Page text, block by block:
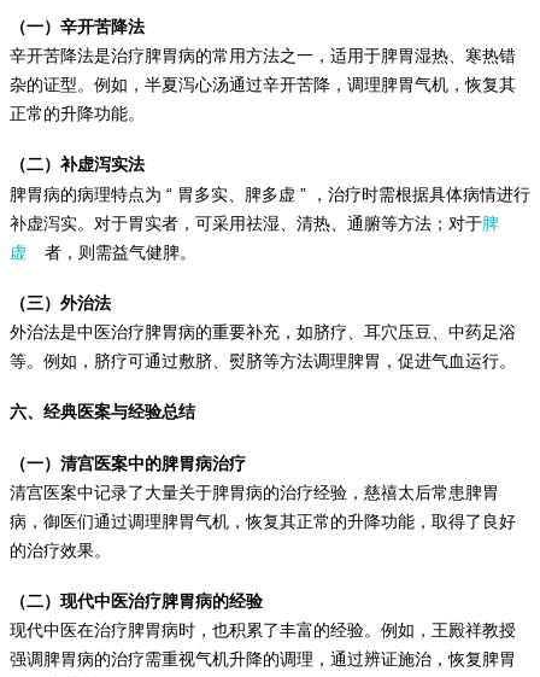
（一）辛开苦降法
辛开苦降法是治疗脾胃病的常用方法之一，适用于脾胃湿热、寒热错
杂的证型。例如，半夏泻心汤通过辛开苦降，调理脾胃气机，恢复其
正常的升降功能。
（二）补虚泻实法
脾胃病的病理特点为 “ 胃多实、脾多虚 ”
，治疗时需根据具体病情进行
补虚泻实。对于胃实者，可采用祛湿、清热、通腑等方法；对于脾
虚
者，则需益气健脾。
（三）外治法
外治法是中医治疗脾胃病的重要补充，如脐疗、耳穴压豆、中药足浴
等。例如，脐疗可通过敷脐、熨脐等方法调理脾胃，促进气血运行。
六、经典医案与经验总结
（一）清宫医案中的脾胃病治疗
清宫医案中记录了大量关于脾胃病的治疗经验，慈禧太后常患脾胃
病，御医们通过调理脾胃气机，恢复其正常的升降功能，取得了良好
的治疗效果。
（二）现代中医治疗脾胃病的经验
现代中医在治疗脾胃病时，也积累了丰富的经验。例如，王殿祥教授
强调脾胃病的治疗需重视气机升降的调理，通过辨证施治，恢复脾胃